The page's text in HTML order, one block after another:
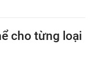
cho từng loại